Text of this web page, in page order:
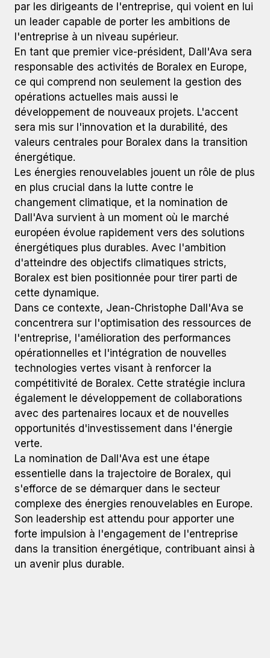
par les dirigeants de l'entreprise, qui voient en lui
un leader capable de porter les ambitions de
l'entreprise à un niveau supérieur.
En tant que premier vice-président, Dall'Ava sera
responsable des activités de Boralex en Europe,
ce qui comprend non seulement la gestion des
opérations actuelles mais aussi le
développement de nouveaux projets. L'accent
sera mis sur l'innovation et la durabilité, des
valeurs centrales pour Boralex dans la transition
énergétique.
Les énergies renouvelables jouent un rôle de plus
en plus crucial dans la lutte contre le
changement climatique, et la nomination de
Dall'Ava survient à un moment où le marché
européen évolue rapidement vers des solutions
énergétiques plus durables. Avec l'ambition
d'atteindre des objectifs climatiques stricts,
Boralex est bien positionnée pour tirer parti de
cette dynamique.
Dans ce contexte, Jean-Christophe Dall'Ava se
concentrera sur l'optimisation des ressources de
l'entreprise, l'amélioration des performances
opérationnelles et l'intégration de nouvelles
technologies vertes visant à renforcer la
compétitivité de Boralex. Cette stratégie inclura
également le développement de collaborations
avec des partenaires locaux et de nouvelles
opportunités d'investissement dans l'énergie
verte.
La nomination de Dall'Ava est une étape
essentielle dans la trajectoire de Boralex, qui
s'efforce de se démarquer dans le secteur
complexe des énergies renouvelables en Europe.
Son leadership est attendu pour apporter une
forte impulsion à l'engagement de l'entreprise
dans la transition énergétique, contribuant ainsi à
un avenir plus durable.